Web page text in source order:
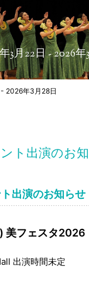
3月22日 - 2026年
2026年3月28日
ント出演のお
ト出演のお知らせ
美フェスタ2026
出演時間未定